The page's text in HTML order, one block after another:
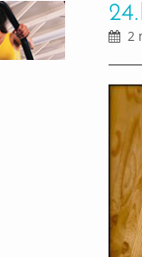
2